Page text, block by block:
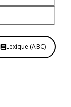
Lexique (ABC)